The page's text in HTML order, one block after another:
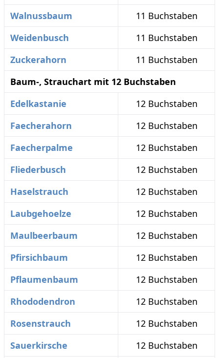
Walnussbaum
11 Buchstaben
Weidenbusch
11 Buchstaben
Zuckerahorn
11 Buchstaben
Baum-, Strauchart mit 12 Buchstaben
Edelkastanie
12 Buchstaben
Faecherahorn
12 Buchstaben
Faecherpalme
12 Buchstaben
Fliederbusch
12 Buchstaben
Haselstrauch
12 Buchstaben
Laubgehoelze
12 Buchstaben
Maulbeerbaum
12 Buchstaben
Pfirsichbaum
12 Buchstaben
Pflaumenbaum
12 Buchstaben
Rhododendron
12 Buchstaben
Rosenstrauch
12 Buchstaben
Sauerkirsche
12 Buchstaben